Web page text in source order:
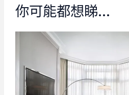
你可能都想睇…